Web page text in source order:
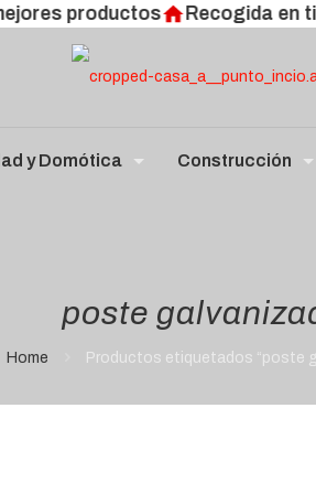
productos Recogida en
y Domótica Construcción
poste
Home Productos etiquetados “poste